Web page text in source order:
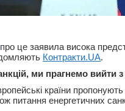
це заявила висока
Контракти.UA.
ми прагнемо вийти
країни пропонують
питання енергетичних